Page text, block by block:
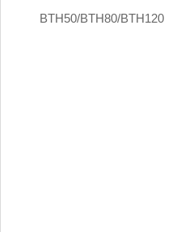
BTH50/BTH80/BTH120